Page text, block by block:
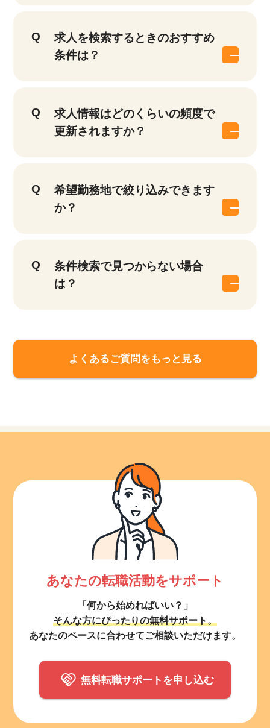
求人を検索するときのおすすめ
条件は？
求人情報はどのくらいの頻度で
更新されますか？
希望勤務地で絞り込みできます
か？
条件検索で見つからない場合
は？
よくあるご質問をもっと見る
あなたの転職活動をサポート
「何から始めればいい？」
そんな方にぴったりの無料サポート。
あなたのペースに合わせてご相談いただけます。
無料転職サポートを申し込む